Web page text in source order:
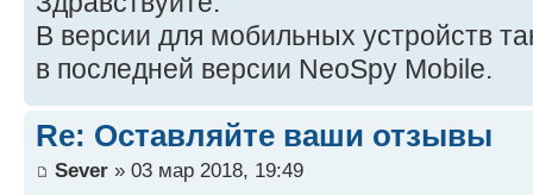
В версии для мобильных устройств
в последней версии NeoSpy Mobile.
Re: Оставляйте ваши отзывы
Sever » 03 мар 2018, 19:49